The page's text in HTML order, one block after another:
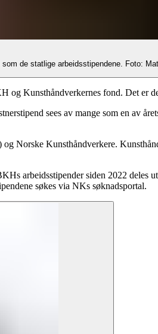
de statlige arbeidsstipendene. Foto:
og Kunsthåndverkernes fond. Det er
sees av mange som en av
Norske Kunsthåndverkere.
arbeidsstipender siden 2022 deles
søkes via NKs søknadsportal.